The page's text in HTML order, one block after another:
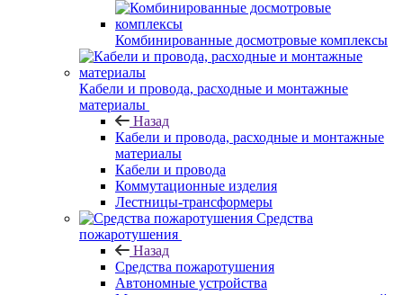
Комбинированные досмотровые комплексы
Кабели и провода, расходные и монтажные
материалы
Назад
Кабели и провода, расходные и монтажные
материалы
Кабели и провода
Коммутационные изделия
Лестницы-трансформеры
Средства
пожаротушения
Назад
Средства пожаротушения
Автономные устройства